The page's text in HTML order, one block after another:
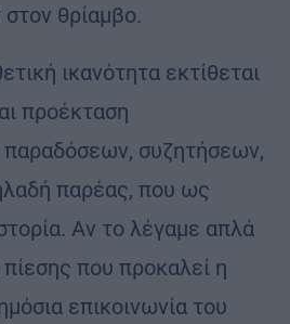
θρίαμβο.
ικανότητα εκτίθεται
προέκταση
παραδόσεων, συζητήσεων,
παρέας, που ως
Αν το λέγαμε απλά
που προκαλεί η
επικοινωνία του